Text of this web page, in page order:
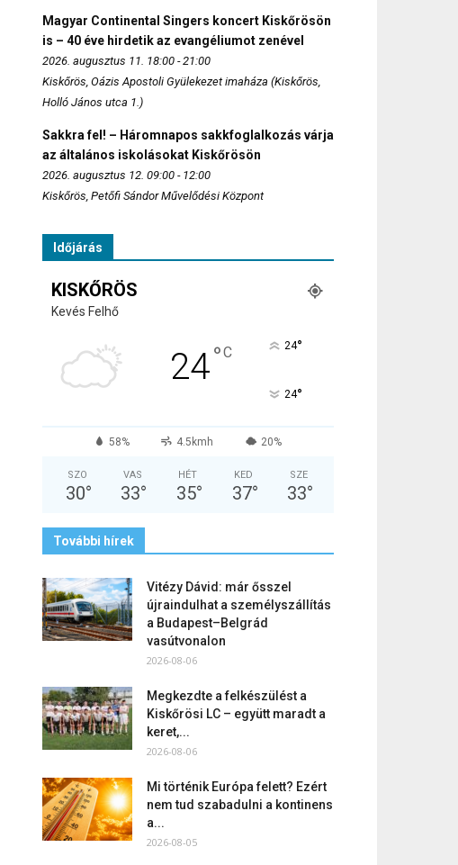
Magyar Continental Singers koncert Kiskőrösön
is – 40 éve hirdetik az evangéliumot zenével
2026. augusztus 11. 18:00 - 21:00
Kiskőrös, Oázis Apostoli Gyülekezet imaháza (Kiskőrös,
Holló János utca 1.)
Sakkra fel! – Háromnapos sakkfoglalkozás várja
az általános iskolásokat Kiskőrösön
2026. augusztus 12. 09:00 - 12:00
Kiskőrös, Petőfi Sándor Művelődési Központ
Időjárás
KISKŐRÖS
Kevés Felhő
24°C 24°
24°
58% 4.5kmh 20%
SZO
30°
VAS
33°
HÉT
35°
KED
37°
SZE
33°
További hírek
Vitézy Dávid: már ősszel
újraindulhat a személyszállítás
a Budapest–Belgrád
vasútvonalon
2026-08-06
Megkezdte a felkészülést a
Kiskőrösi LC – együtt maradt a
keret,...
2026-08-06
Mi történik Európa felett? Ezért
nem tud szabadulni a kontinens
a...
2026-08-05